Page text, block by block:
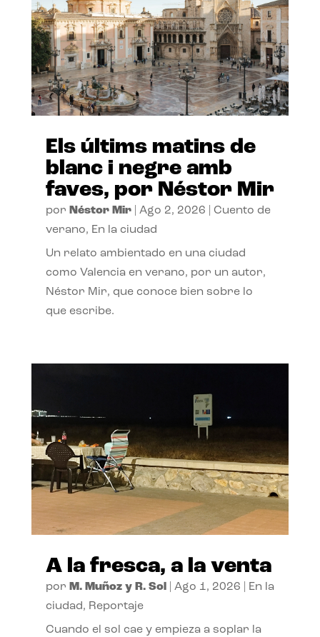
Els últims matins de
blanc i negre amb
faves, por Néstor Mir
por Néstor Mir| Ago 2, 2026
Cuento de
verano, En la ciudad
Un relato ambientado en una ciudad
como Valencia en verano, por un autor,
Néstor Mir, que conoce bien sobre lo
que escribe.
A la fresca, a la venta
por M. Muñoz y R. Sol| Ago 1, 2026
En la
ciudad, Reportaje
Cuando el sol cae y empieza a soplar la